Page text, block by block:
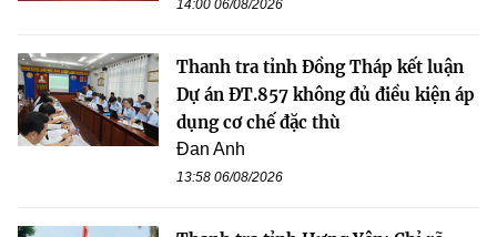
14:00 06/08/2026
Thanh tra tỉnh Đồng Tháp kết luận
Dự án ĐT.857 không đủ điều kiện áp
dụng cơ chế đặc thù
Đan Anh
13:58 06/08/2026